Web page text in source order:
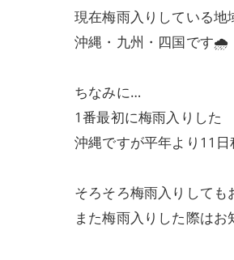
現在梅雨入りしている地
沖縄・九州・四国です🌧
ちなみに…
1番最初に梅雨入りした
沖縄ですが平年より11日
そろそろ梅雨入りしても
また梅雨入りした際は